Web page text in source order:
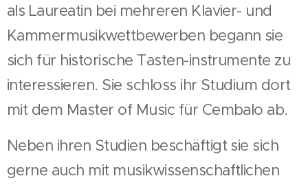
als Laureatin bei mehreren Klavier- und
Kammermusikwettbewerben begann sie
sich für historische Tasten-instrumente zu
interessieren. Sie schloss ihr Studium dort
mit dem Master of Music für Cembalo ab.
Neben ihren Studien beschäftigt sie sich
gerne auch mit musikwissenschaftlichen